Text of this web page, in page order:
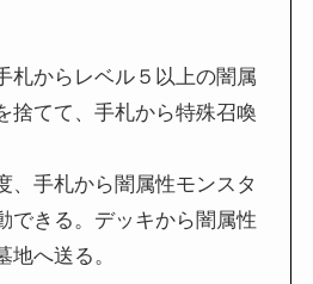
からレベル５以上の闇属
捨てて、手札から特殊召喚
手札から闇属性モンスタ
できる。デッキから闇属性
地へ送る。